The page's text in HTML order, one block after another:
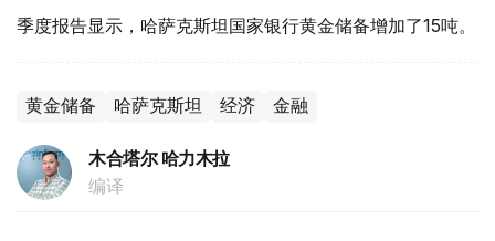
季度报告显示，哈萨克斯坦国家银行黄金储备增加了15吨。
黄金储备 哈萨克斯坦 经济 金融
木合塔尔 哈力木拉
编译